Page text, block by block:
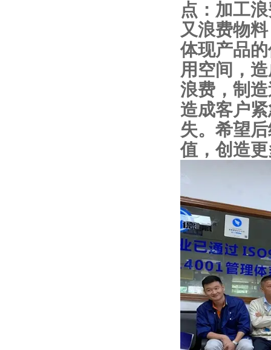
点：加工
又浪费物
体现产品
用空间，
浪费，制
造成客户
失。希望
值，创造